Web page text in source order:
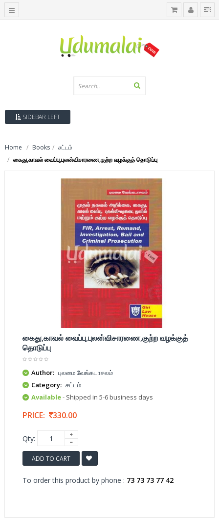
SIDEBAR LEFT
Home Books
சட்டம்
கைது,காவல் வைப்பு,புலன்விசாரணை,குற்ற வழக்குத் தொடுப்பு
கைது,காவல் வைப்பு,புலன்விசாரணை,குற்ற வழக்குத்
தொடுப்பு
Author: புலமை வேங்கடாசலம்
Category: சட்டம்
Available- Shipped in 5-6 business days
PRICE: 330.00
Qty:
ADD TO CART
To order this product by phone : 73 73 73 77 42